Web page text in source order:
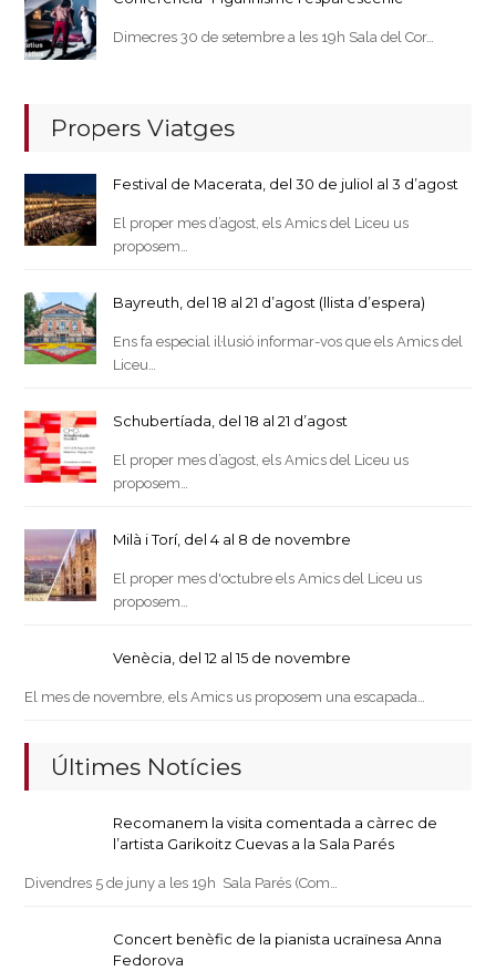
Dimecres 30 de setembre a les 19h Sala del Cor…
Propers Viatges
Festival de Macerata, del 30 de juliol al 3 d’agost
El proper mes d’agost, els Amics del Liceu us
proposem…
Bayreuth, del 18 al 21 d’agost (llista d’espera)
Ens fa especial il·lusió informar-vos que els Amics del
Liceu…
Schubertíada, del 18 al 21 d’agost
El proper mes d’agost, els Amics del Liceu us
proposem…
Milà i Torí, del 4 al 8 de novembre
El proper mes d'octubre els Amics del Liceu us
proposem…
Venècia, del 12 al 15 de novembre
El mes de novembre, els Amics us proposem una escapada…
Últimes Notícies
Recomanem la visita comentada a càrrec de
l’artista Garikoitz Cuevas a la Sala Parés
Divendres 5 de juny a les 19h Sala Parés (Com…
Concert benèfic de la pianista ucraïnesa Anna
Fedorova